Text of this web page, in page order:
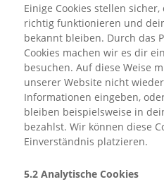
Einige Cookies stellen
richtig funktionieren und
bekannt bleiben. Durch das
Cookies machen wir es dir
besuchen. Auf diese Weise
unserer Website nicht
Informationen eingeben,
bleiben beispielsweise in
bezahlst. Wir können diese
Einverständnis platzieren.
5.2 Analytische Cookies